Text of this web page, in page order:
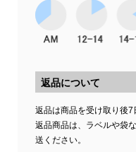
返品について
返品は商品を受け取り後7
返品商品は、ラベルや袋
送ください。